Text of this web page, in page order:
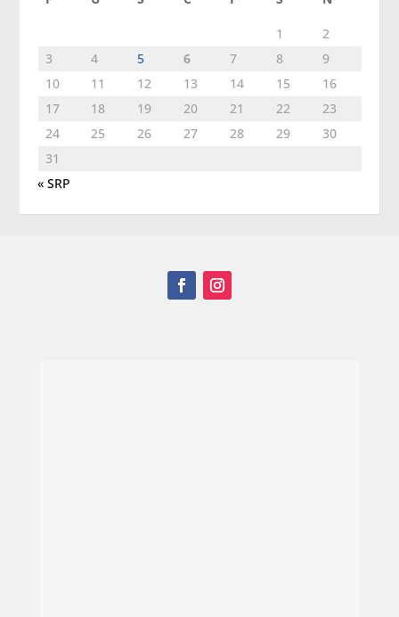
1
2
3
4 5 6 7 8
9
10
11 12 13 14 15
16
17
18 19 20 21 22
23
24
25 26 27 28 29
30
31
« SRP